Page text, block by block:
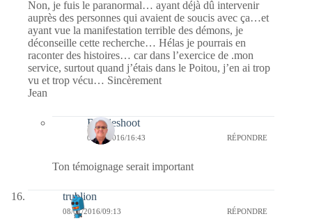
Non, je fuis le paranormal… ayant déjà dû intervenir
auprès des personnes qui avaient de soucis avec ça…et
ayant vue la manifestation terrible des démons, je
déconseille cette recherche… Hélas je pourrais en
raconter des histoires… car dans l’exercice de .mon
service, surtout quand j’étais dans le Poitou, j’en ai trop
vu et trop vécu… Sincèrement
Jean
Bernieshoot
08/01/2016/16:43 RÉPONDRE
Ton témoignage serait important
trublion
08/01/2016/09:13 RÉPONDRE